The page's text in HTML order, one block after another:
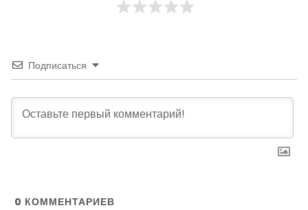
Подписаться
0 КОММЕНТАРИЕВ